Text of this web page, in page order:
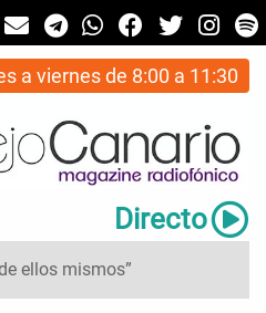
a viernes de 8:00 a 11:30
Directo
ellos mismos”